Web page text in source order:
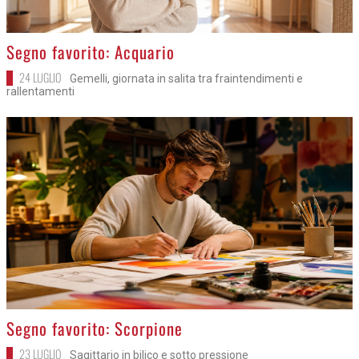
>
Segno favorito: Acquario
24 LUGLIO
Gemelli, giornata in salita tra fraintendimenti e
rallentamenti
>
Segno favorito: Scorpione
23 LUGLIO Sagittario in bilico e sotto pressione